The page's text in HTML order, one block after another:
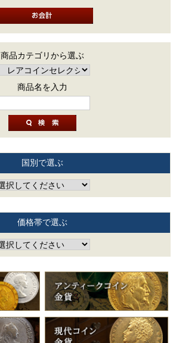
商品カテゴリから選ぶ
商品名を入力
国別で選ぶ
価格帯で選ぶ